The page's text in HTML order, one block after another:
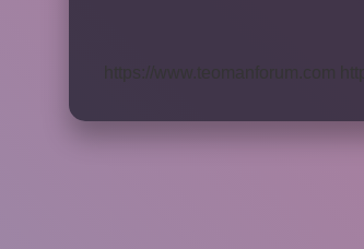
https://www.teomanforum.com